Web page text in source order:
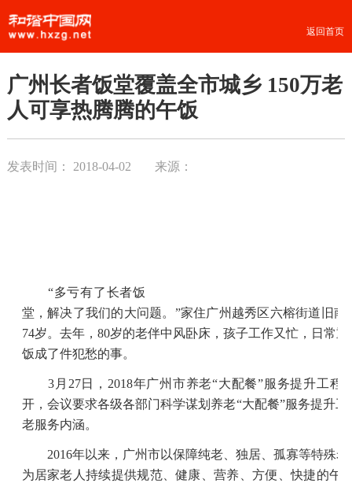
返回首页
广州长者饭堂覆盖全市城乡 150万老
人可享热腾腾的午饭
发表时间： 2018-04-02 来源：
“多亏有了长者饭
堂，解决了我们的大问题。”家住广州越秀区六榕街道旧
74岁。去年，80岁的老伴中风卧床，孩子工作又忙，日常
饭成了件犯愁的事。
3月27日，2018年广州市养老“大配餐”服务提升工程
开，会议要求各级各部门科学谋划养老“大配餐”服务提升
老服务内涵。
2016年以来，广州市以保障纯老、独居、孤寡等特殊老
为居家老人持续提供规范、健康、营养、方便、快捷的午